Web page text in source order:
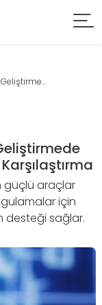
güçlü araçlar
için
desteği sağlar.